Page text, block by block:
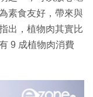
素食友好，帶來與
出，植物肉其實比
9 成植物肉消費